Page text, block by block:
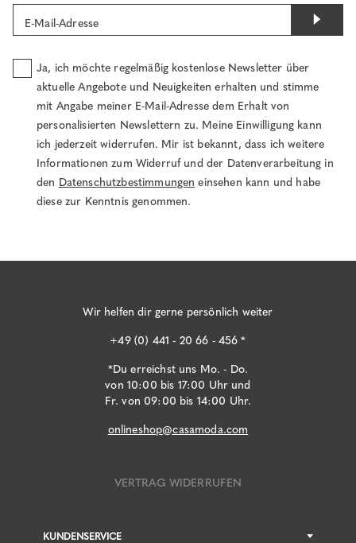
E-Mail-Adresse
Ja, ich möchte regelmäßig kostenlose Newsletter über
aktuelle Angebote und Neuigkeiten erhalten und stimme
mit Angabe meiner E-Mail-Adresse dem Erhalt von
personalisierten Newslettern zu. Meine Einwilligung kann
ich jederzeit widerrufen. Mir ist bekannt, dass ich weitere
Informationen zum Widerruf und der Datenverarbeitung in
den Datenschutzbestimmungen einsehen kann und habe
diese zur Kenntnis genommen.
Wir helfen dir gerne persönlich weiter
+49 (0) 441 - 20 66 - 456 *
*Du erreichst uns Mo. - Do.
von 10:00 bis 17:00 Uhr und
Fr. von 09:00 bis 14:00 Uhr.
onlineshop@casamoda.com
VERTRAG WIDERRUFEN
KUNDENSERVICE